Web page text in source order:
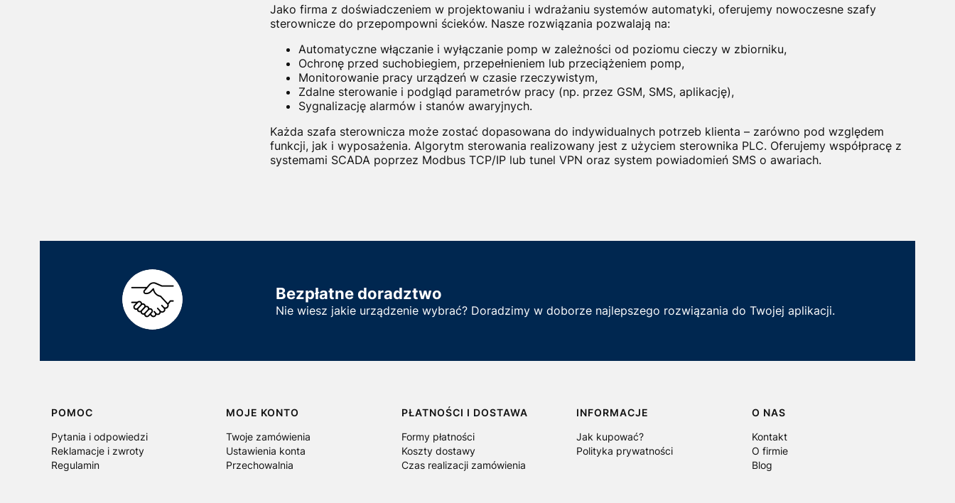
Jako firma z doświadczeniem w projektowaniu i wdrażaniu systemów automatyki, oferujemy nowoczesne szafy
sterownicze do przepompowni ścieków. Nasze rozwiązania pozwalają na:
Automatyczne włączanie i wyłączanie pomp w zależności od poziomu cieczy w zbiorniku,
Ochronę przed suchobiegiem, przepełnieniem lub przeciążeniem pomp,
Monitorowanie pracy urządzeń w czasie rzeczywistym,
Zdalne sterowanie i podgląd parametrów pracy (np. przez GSM, SMS, aplikację),
Sygnalizację alarmów i stanów awaryjnych.
Każda szafa sterownicza może zostać dopasowana do indywidualnych potrzeb klienta – zarówno pod względem
funkcji, jak i wyposażenia. Algorytm sterowania realizowany jest z użyciem sterownika PLC. Oferujemy współpracę z
systemami SCADA poprzez Modbus TCP/IP lub tunel VPN oraz system powiadomień SMS o awariach.
Bezpłatne doradztwo
Nie wiesz jakie urządzenie wybrać? Doradzimy w doborze najlepszego rozwiązania do Twojej aplikacji.
Linki w stopce
POMOC
Pytania i odpowiedzi
Reklamacje i zwroty
Regulamin
MOJE KONTO
Twoje zamówienia
Ustawienia konta
Przechowalnia
PŁATNOŚCI I DOSTAWA
Formy płatności
Koszty dostawy
Czas realizacji zamówienia
INFORMACJE
Jak kupować?
Polityka prywatności
O NAS
Kontakt
O firmie
Blog